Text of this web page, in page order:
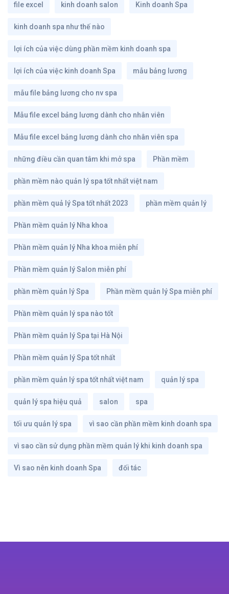
file excel kinh doanh salon Kinh doanh Spa
kinh doanh spa như thế nào
lợi ích của việc dùng phần mềm kinh doanh spa
lợi ích của việc kinh doanh Spa mẫu bảng lương
mẫu file bảng lương cho nv spa
Mẫu file excel bảng lương dành cho nhân viên
Mẫu file excel bảng lương dành cho nhân viên spa
những điều cần quan tâm khi mở spa Phần mềm
phần mềm nào quản lý spa tốt nhất việt nam
phần mềm quả lý Spa tốt nhất 2023 phần mềm quản lý
Phần mềm quản lý Nha khoa
Phần mềm quản lý Nha khoa miễn phí
Phần mềm quản lý Salon miễn phí
phần mềm quản lý Spa Phần mềm quản lý Spa miễn phí
Phần mềm quản lý spa nào tốt
Phần mềm quản lý Spa tại Hà Nội
Phần mềm quản lý Spa tốt nhất
phần mềm quản lý spa tốt nhất việt nam quản lý spa
quản lý spa hiệu quả salon spa
tối ưu quản lý spa vì sao cần phần mềm kinh doanh spa
vì sao cần sử dụng phần mềm quản lý khi kinh doanh spa
Vì sao nên kinh doanh Spa đối tác